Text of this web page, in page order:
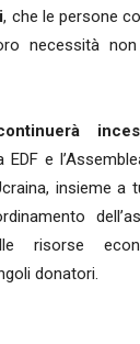
, che le persone
necessità
EDF e
insieme
risorse
donatori.